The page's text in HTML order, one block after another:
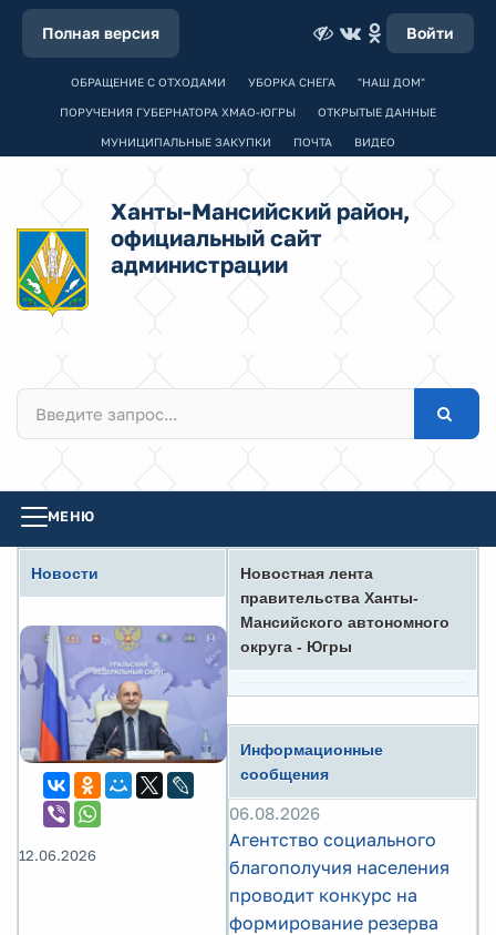
Полная версия Войти
ОБРАЩЕНИЕ С ОТХОДАМИ УБОРКА СНЕГА "НАШ ДОМ"
ПОРУЧЕНИЯ ГУБЕРНАТОРА ХМАО-ЮГРЫ ОТКРЫТЫЕ ДАННЫЕ
МУНИЦИПАЛЬНЫЕ ЗАКУПКИ ПОЧТА ВИДЕО
Ханты-Мансийский район,
официальный сайт
администрации
МЕНЮ
Новости
12.06.2026
Новостная лента
правительства Ханты-
Мансийского автономного
округа - Югры
Информационные
сообщения
06.08.2026
Агентство социального
благополучия населения
проводит конкурс на
формирование резерва